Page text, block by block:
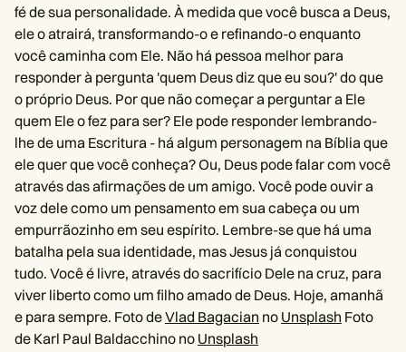
fé de sua personalidade. À medida que você busca a Deus,
ele o atrairá, transformando-o e refinando-o enquanto
você caminha com Ele. Não há pessoa melhor para
responder à pergunta 'quem Deus diz que eu sou?' do que
o próprio Deus. Por que não começar a perguntar a Ele
quem Ele o fez para ser? Ele pode responder lembrando-
lhe de uma Escritura - há algum personagem na Bíblia que
ele quer que você conheça? Ou, Deus pode falar com você
através das afirmações de um amigo. Você pode ouvir a
voz dele como um pensamento em sua cabeça ou um
empurrãozinho em seu espírito. Lembre-se que há uma
batalha pela sua identidade, mas Jesus já conquistou
tudo. Você é livre, através do sacrifício Dele na cruz, para
viver liberto como um filho amado de Deus. Hoje, amanhã
e para sempre. Foto deVlad Bagacian no Unsplash Foto
de Karl Paul Baldacchino no Unsplash